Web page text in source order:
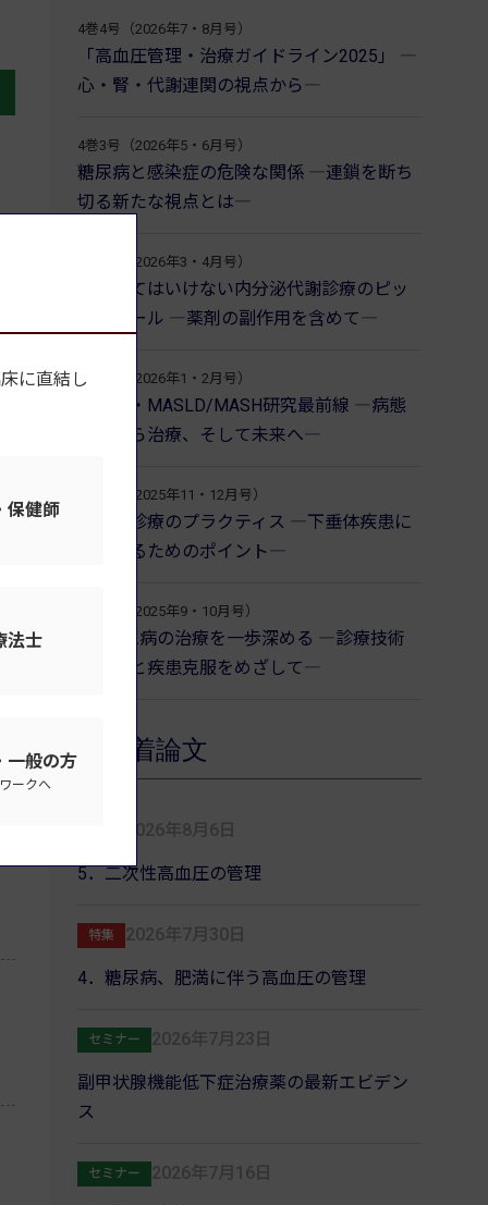
4巻4号（2026年7・8月号）
「高血圧管理・治療ガイドライン2025」 ―
心・腎・代謝連関の視点から―
4巻3号（2026年5・6月号）
糖尿病と感染症の危険な関係 ―連鎖を断ち
切る新たな視点とは―
4巻2号（2026年3・4月号）
見逃してはいけない内分泌代謝診療のピッ
トフォール ―薬剤の副作用を含めて―
4巻1号（2026年1・2月号）
肥満症・MASLD/MASH研究最前線 ―病態
解明から治療、そして未来へ―
3巻6号（2025年11・12月号）
下垂体診療のプラクティス ―下垂体疾患に
対応するためのポイント―
3巻5号（2025年9・10月号）
1型糖尿病の治療を一歩深める ―診療技術
の発展と疾患克服をめざして―
新着論文
2026年8月6日
5．二次性高血圧の管理
特集 2026年7月30日
4．糖尿病、肥満に伴う高血圧の管理
セミナー 2026年7月23日
副甲状腺機能低下症治療薬の最新エビデン
ス
セミナー 2026年7月16日
に直結し
保健師
法士
一般の方
ークへ